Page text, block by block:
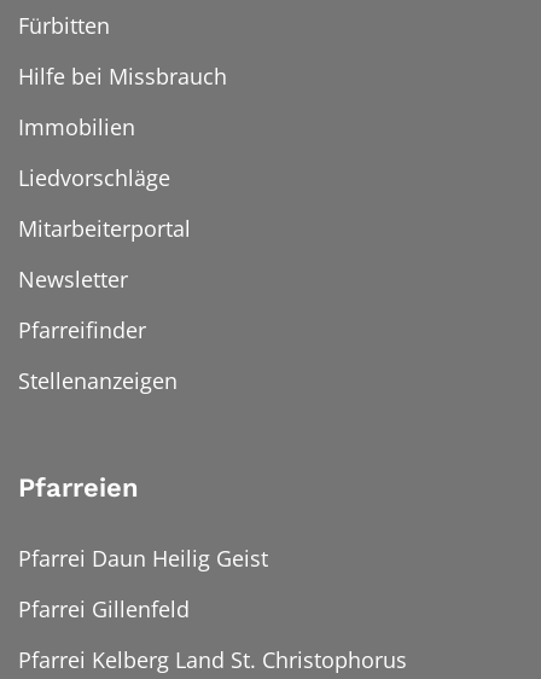
Fürbitten
Hilfe bei Missbrauch
Immobilien
Liedvorschläge
Mitarbeiterportal
Newsletter
Pfarreifinder
Stellenanzeigen
Pfarreien
Pfarrei Daun Heilig Geist
Pfarrei Gillenfeld
Pfarrei Kelberg Land St. Christophorus